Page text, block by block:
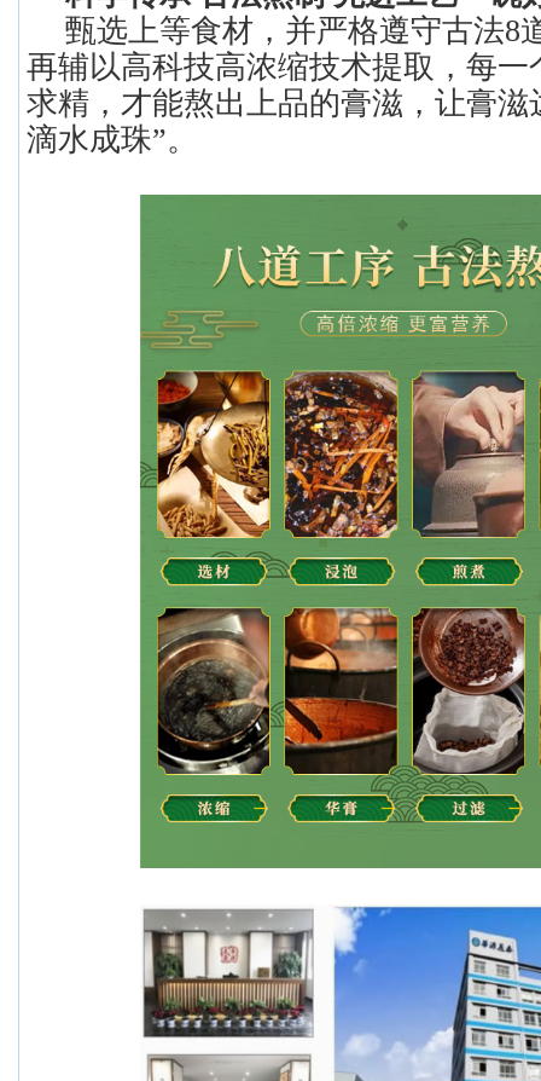
甄选上等食材，并严格遵守古法8
再辅以高科技高浓缩技术提取，每一
求精，才能熬出上品的膏滋，让膏滋
滴水成珠”。